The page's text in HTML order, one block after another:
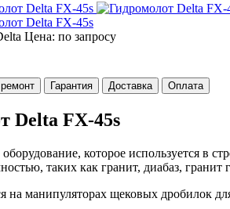
Цена: по запросу
Гарантия Доставка Оплата
Delta FX-45s
которое используется в
таких как гранит, диабаз, гранит
на манипуляторах щековых дробилок